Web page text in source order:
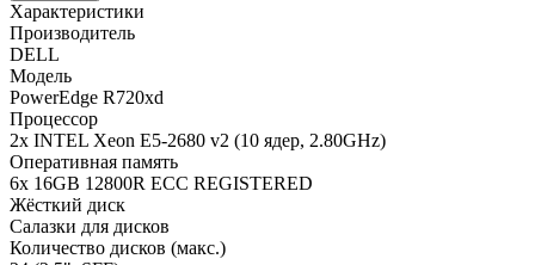
Характеристики
Производитель
DELL
Модель
PowerEdge R720xd
Процессор
2x INTEL Xeon E5-2680 v2 (10 ядер, 2.80GHz)
Оперативная память
6x 16GB 12800R ECC REGISTERED
Жёсткий диск
Салазки для дисков
Количество дисков (макс.)